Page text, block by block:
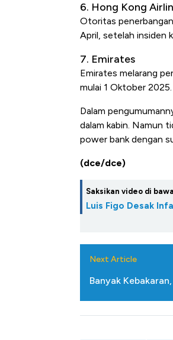
6. Hong Kong
Otoritas
April, setelah insiden
7. Emirates
Emirates melarang
mulai 1 Oktober 2025.
Dalam
dalam kabin. Namun
power bank dengan
(dce/dce)
Saksikan video di
Luis Figo Desak
Next Article
Banyak